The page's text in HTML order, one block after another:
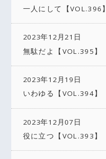
一人にして【VOL.396】
2023年12月21日
無駄だよ【VOL.395】
2023年12月19日
いわゆる【VOL.394】
2023年12月07日
役に立つ【VOL.393】